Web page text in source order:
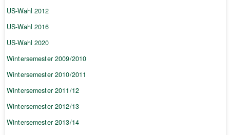
US-Wahl 2012
US-Wahl 2016
US-Wahl 2020
Wintersemester 2009/2010
Wintersemester 2010/2011
Wintersemester 2011/12
Wintersemester 2012/13
Wintersemester 2013/14